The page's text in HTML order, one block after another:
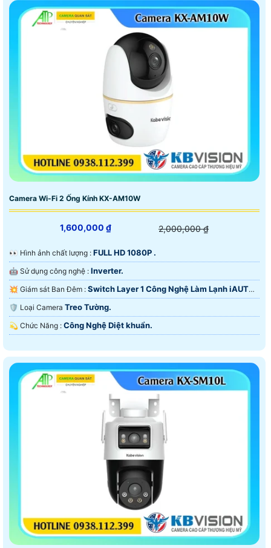
Camera Wi-Fi 2 Ống Kính KX-AM10W
1,600,000 ₫ 2,000,000 ₫
️👀 Hình ảnh chất lượng : FULL HD 1080P .
🤖️ Sử dụng công nghệ : Inverter.
💥 Giám sát Ban Đêm : Switch Layer 1 Công Nghệ Làm Lạnh iAUTO-
X. 🛡 Loại Camera Treo Tường.
️💫 Chức Năng : Công Nghệ Diệt khuẩn.